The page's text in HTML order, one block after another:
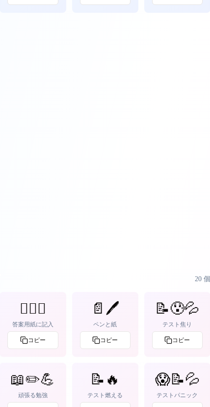
20 個
✍🏻📄
答案用紙に記入
コピー
📄🖊
ペンと紙
コピー
📝😰💦
テスト焦り
コピー
📖✏️💪
頑張る勉強
📝🔥
テスト燃える
😱📝💦
テストパニック